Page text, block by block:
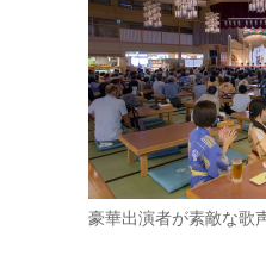
豪華出演者が素敵な歌